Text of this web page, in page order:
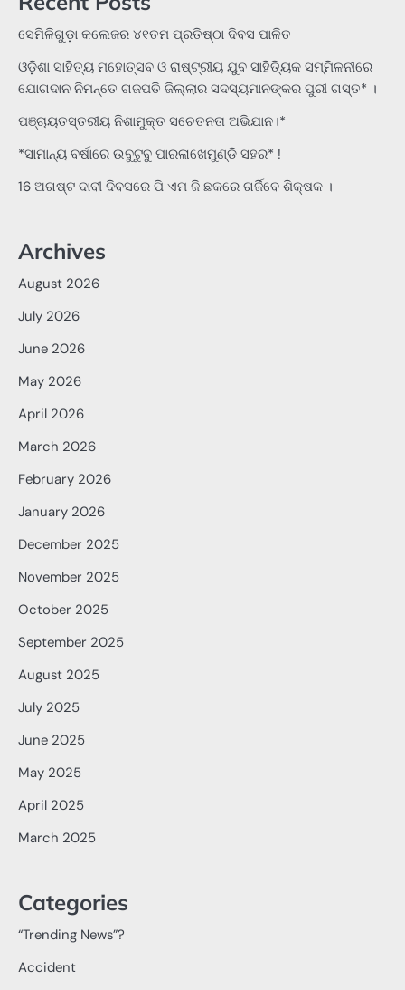
ସେମିଳିଗୁଡ଼ା କଲେଜର ୪୧ତମ ପ୍ରତିଷ୍ଠା ଦିବସ ପାଳିତ
ଓଡ଼ିଶା ସାହିତ୍ୟ ମହୋତ୍ସବ ଓ ରାଷ୍ଟ୍ରୀୟ ଯୁବ ସାହିତ୍ୟିକ ସମ୍ମିଳନୀରେ
ଯୋଗଦାନ ନିମନ୍ତେ ଗଜପତି ଜିଲ୍ଲାର ସଦସ୍ୟମାନଙ୍କର ପୁରୀ ଗସ୍ତ* ।
ପଞ୍ଚାୟତସ୍ତରୀୟ ନିଶାମୁକ୍ତ ସଚେତନତା ଅଭିଯାନ।*
*ସାମାନ୍ୟ ବର୍ଷାରେ ଉବୁଟୁବୁ ପାରଳାଖେମୁଣ୍ଡି ସହର* !
16 ଅଗଷ୍ଟ ଦାବୀ ଦିବସରେ ପି ଏମ ଜି ଛକରେ ଗର୍ଜିବେ ଶିକ୍ଷକ ।
Archives
August 2026
July 2026
June 2026
May 2026
April 2026
March 2026
February 2026
January 2026
December 2025
November 2025
October 2025
September 2025
August 2025
July 2025
June 2025
May 2025
April 2025
March 2025
Categories
“Trending News”?
Accident